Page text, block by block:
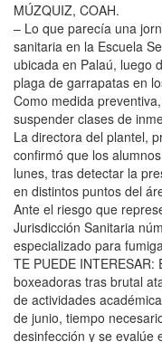
MÚZQUIZ, COAH.
– Lo que parecía una
sanitaria en la Escuela
ubicada en Palaú, luego
plaga de garrapatas en
Como medida
suspender clases de
La directora del plantel,
confirmó que los
lunes, tras detectar la
en distintos puntos del
Ante el riesgo que
Jurisdicción Sanitaria
especializado para
TE PUEDE
boxeadoras tras brutal
de actividades
de junio, tiempo
desinfección y se evalúe